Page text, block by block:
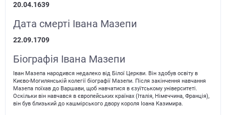
20.04.1639
Дата смерті Івана Мазепи
22.09.1709
Біографія Івана Мазепи
Іван Мазепа народився недалеко від Білої Церкви. Він здобув освіту в
Києво-Могилянській колегії біографії Мазепи. Після закінчення навчання
Мазепа поїхав до Варшави, щоб навчатися в єзуїтському університеті.
Оскільки він навчався в європейських країнах (Італія, Німеччина, Франція),
він був близький до кашмірського двору короля Іоана Казимира.